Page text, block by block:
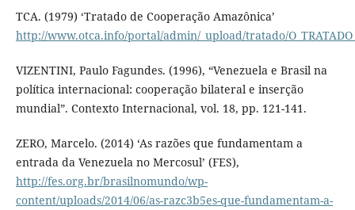
TCA. (1979) ‘Tratado de Cooperação Amazônica’
http://www.otca.info/portal/admin/_upload/tratado/
VIZENTINI, Paulo Fagundes. (1996), “Venezuela e Brasil na
política internacional: cooperação bilateral e inserção
mundial”. Contexto Internacional, vol. 18, pp. 121-141.
ZERO, Marcelo. (2014) ‘As razões que fundamentam a
entrada da Venezuela no Mercosul’ (FES),
http://fes.org.br/brasilnomundo/wp-
content/uploads/2014/06/as-razc3b5es-que-fundamentam-a-